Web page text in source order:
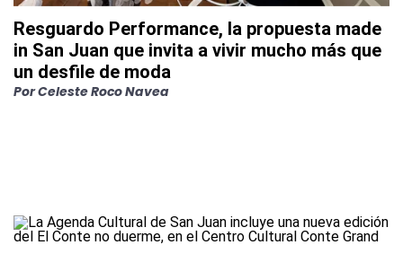
Resguardo Performance, la propuesta made
in San Juan que invita a vivir mucho más que
un desfile de moda
PorCeleste Roco Navea